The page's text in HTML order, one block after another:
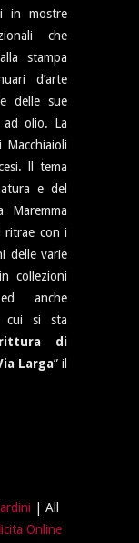
in mostre
che
stampa
d’arte
delle sue
ad olio. La
ll tema
e del
Maremma
ritrae con i
delle varie
collezioni
anche
cui si sta
di
Larga” il
| All
Online